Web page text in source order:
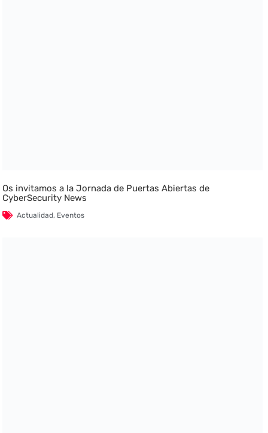
Os invitamos a la Jornada de Puertas Abiertas de
CyberSecurity News
Actualidad, Eventos